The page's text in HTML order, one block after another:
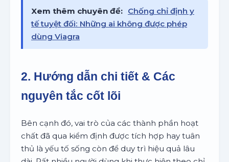
Xem thêm chuyên đề: Chống chỉ định y
tế tuyệt đối: Những ai không được phép
dùng Viagra
2. Hướng dẫn chi tiết & Các
nguyên tắc cốt lõi
Bên cạnh đó, vai trò của các thành phần hoạt
chất đã qua kiểm định được tích hợp hay tuân
thủ là yếu tố sống còn để duy trì hiệu quả lâu